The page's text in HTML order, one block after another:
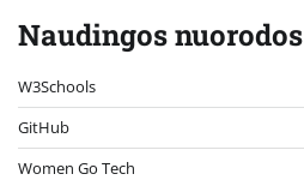
Naudingos nuorodos
W3Schools
GitHub
Women Go Tech